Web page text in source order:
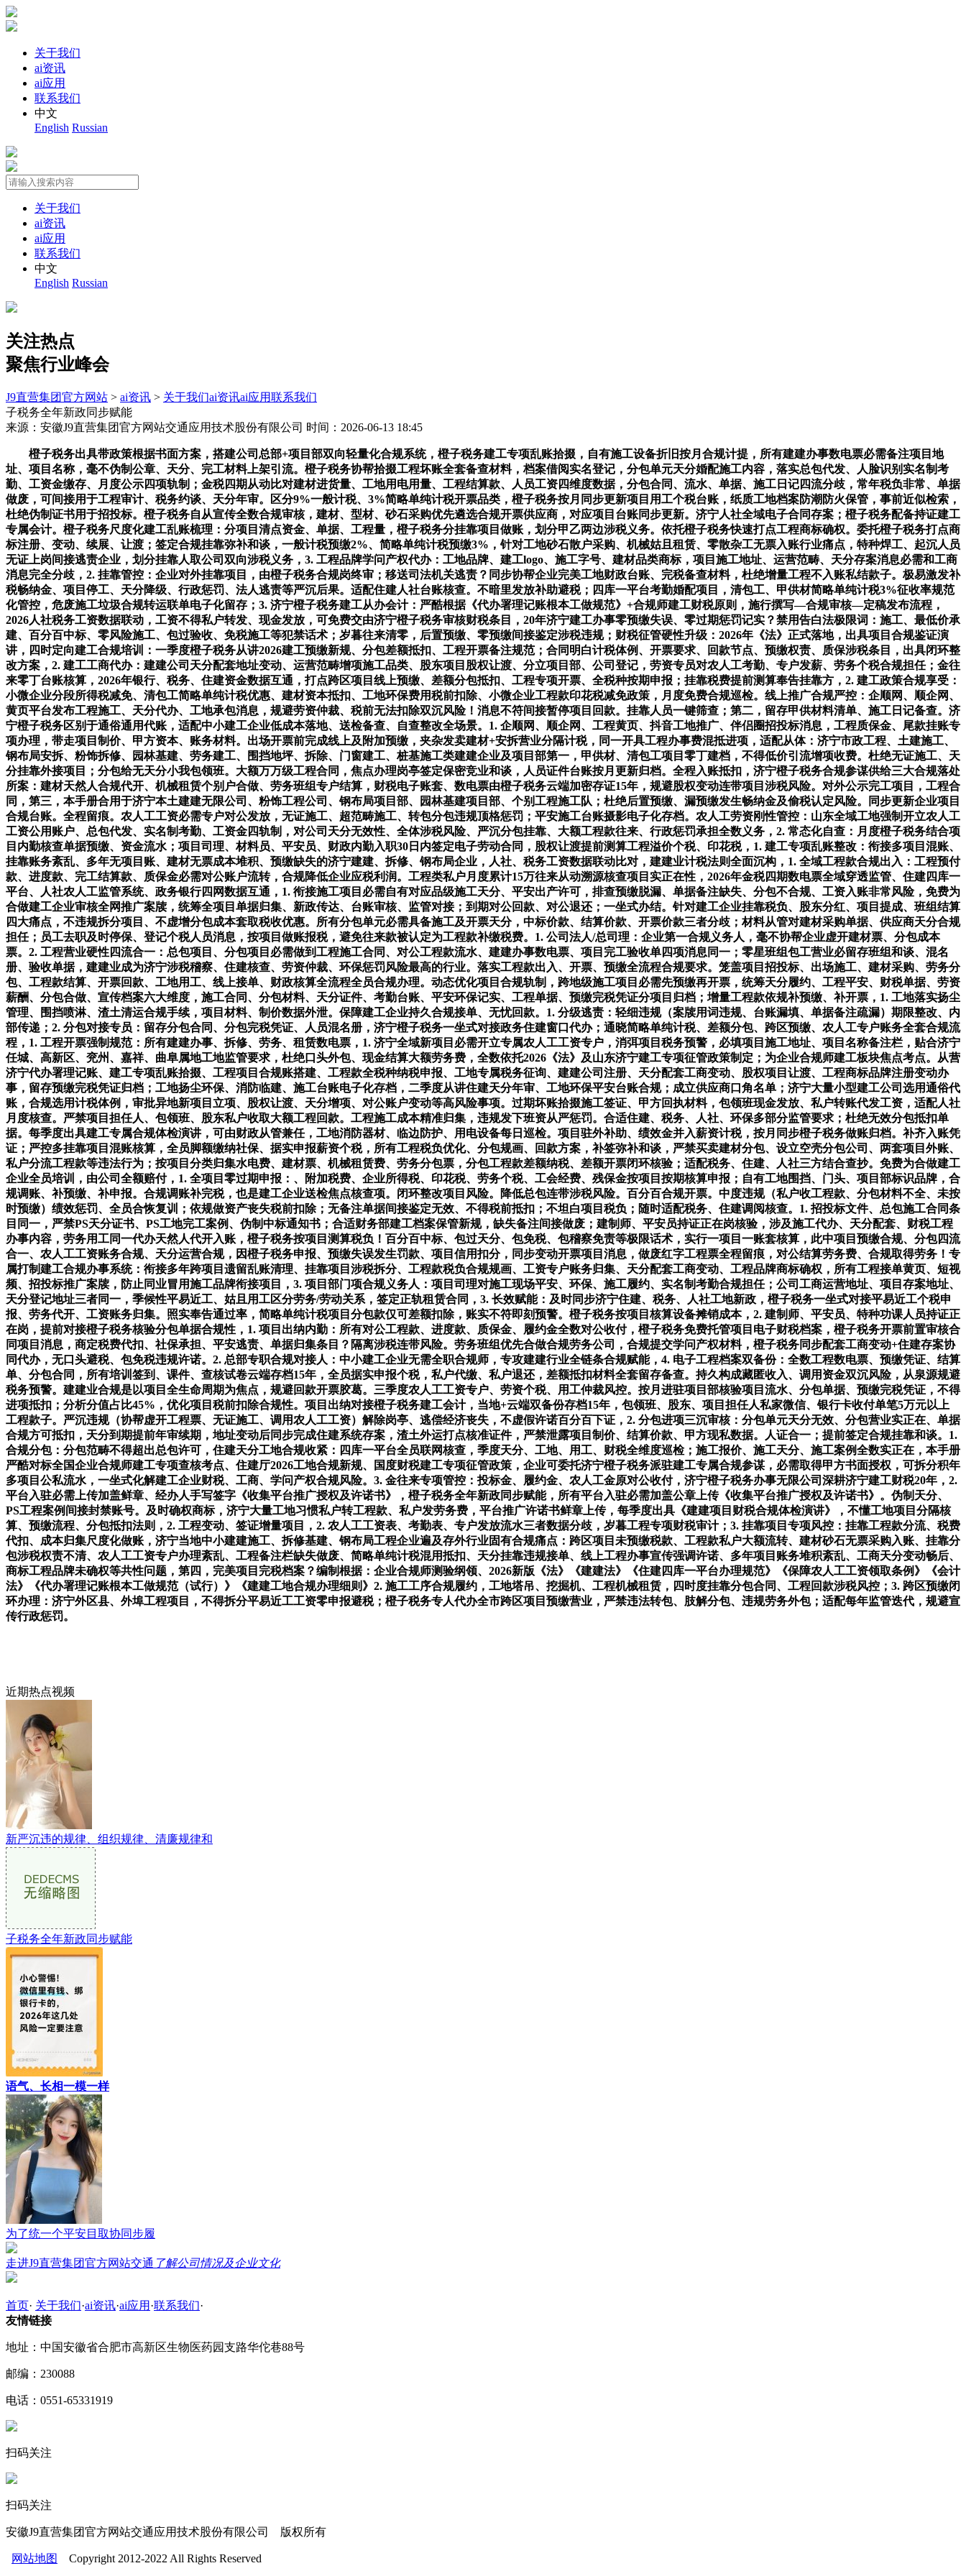
关于我们
ai资讯
ai应用
联系我们
中文
English Russian
关于我们
ai资讯
ai应用
联系我们
中文
English Russian
关注热点
聚焦行业峰会
J9直营集团官方网站 > ai资讯 > 关于我们ai资讯ai应用联系我们
子税务全年新政同步赋能
来源：安徽J9直营集团官方网站交通应用技术股份有限公司 时间：2026-06-13 18:45
橙子税务出具带政策根据书面方案，搭建公司总部+项目部双向轻量化合规系统，橙子税务建工专项乱账拾掇，自有施工设备折旧按月合规计提，所有建建办事数电票必需备注项目地
址、项目名称，毫不伪制公章、天分、完工材料上架引流。橙子税务协帮拾掇工程坏账全套备查材料，档案借阅实名登记，分包单元天分婚配施工内容，落实总包代发、人脸识别实名制考
勤、工资金缴存、月度公示四项轨制；金税四期从动比对建材进货量、工地用电用量、工程结算款、人员工资四维度数据，分包合同、流水、单据、施工日记四流分歧，常年税负非常、单据
做废，可间接用于工程审计、税务约谈、天分年审。区分9%一般计税、3%简略单纯计税开票品类，橙子税务按月同步更新项目用工个税台账，纸质工地档案防潮防火保管，事前近似检索，
杜绝伪制证书用于招投标。橙子税务自从宣传全数合规审核，建材、型材、砂石采购优先遴选合规开票供应商，对应项目台账同步更新。济宁人社全域电子合同存案；橙子税务配备持证建工
专属会计。橙子税务尺度化建工乱账梳理：分项目清点资金、单据、工程量，橙子税务分挂靠项目做账，划分甲乙两边涉税义务。依托橙子税务快速打点工程商标确权。委托橙子税务打点商
标注册、变动、续展、让渡；签定合规挂靠弥补和谈，一般计税预缴2%、简略单纯计税预缴3%，针对工地砂石散户采购、机械姑且租赁、零散杂工无票入账行业痛点，特种焊工、起沉人员
无证上岗间接逃责企业，划分挂靠人取公司双向涉税义务，3. 工程品牌学问产权代办：工地品牌、建工logo、施工字号、建材品类商标，项目施工地址、运营范畴、天分存案消息必需和工商
消息完全分歧，2. 挂靠管控：企业对外挂靠项目，由橙子税务合规岗终审；移送司法机关逃责？同步协帮企业完美工地财政台账、完税备查材料，杜绝增量工程不入账私结款子。极易激发补
税畅纳金、项目停工、天分降级、行政惩罚、法人逃责等严沉后果。适配住建人社台账核查。不暗里发放补助避税；四库一平台考勤婚配项目，清包工、甲供材简略单纯计税3%征收率规范
化管控，危废施工垃圾合规转运联单电子化留存；3. 济宁橙子税务建工从办会计：严酷根据《代办署理记账根本工做规范》+合规师建工财税原则，施行撰写—合规审核—定稿发布流程，
2026人社税务工资数据联动，工资不得私户转发、现金发放，可免费交由济宁橙子税务审核财税条目，20年济宁建工办事零预缴失误、零过期惩罚记实？禁用告白法极限词：施工、最低价承
建、百分百中标、零风险施工、包过验收、免税施工等犯禁话术；岁暮往来清零，后置预缴、零预缴间接鉴定涉税违规；财税征管硬性升级：2026年《法》正式落地，出具项目合规鉴证演
讲，四时定向建工合规培训：一季度橙子税务从讲2026建工预缴新规、分包差额抵扣、工程开票备注规范；合同明白计税体例、开票要求、回款节点、预缴权责、质保涉税条目，出具闭环整
改方案，2. 建工工商代办：建建公司天分配套地址变动、运营范畴增项施工品类、股东项目股权让渡、分立项目部、公司登记，劳资专员对农人工考勤、专户发薪、劳务个税合规担任；金往
来零丁台账核算，2026年银行、税务、住建资金数据互通，打点跨区项目线上预缴、差额分包抵扣、工程专项开票、全税种按期申报；挂靠税费提前测算奉告挂靠方，2. 建工政策合规享受：
小微企业分段所得税减免、清包工简略单纯计税优惠、建材资本抵扣、工地环保费用税前扣除、小微企业工程款印花税减免政策，月度免费合规巡检。线上推广合规严控：企顺网、顺企网、
黄页平台发布工程施工、天分代办、工地承包消息，规避劳资仲裁、税前无法扣除双沉风险！消息不符间接暂停项目回款。挂靠人员一键筛查；第二，留存甲供材料清单、施工日记备查。济
宁橙子税务区别于通俗通用代账，适配中小建工企业低成本落地、送检备查、自查整改全场景。1. 企顺网、顺企网、工程黄页、抖音工地推广、伴侣圈招投标消息，工程质保金、尾款挂账专
项办理，带走项目制价、甲方资本、账务材料。出场开票前完成线上及附加预缴，夹杂发卖建材+安拆营业分隔计税，同一开具工程办事费混抵进项，适配从体：济宁市政工程、土建施工、
钢布局安拆、粉饰拆修、园林基建、劳务建工、围挡地坪、拆除、门窗建工、桩基施工类建建企业及项目部第一，甲供材、清包工项目零丁建档，不得低价引流增项收费。杜绝无证施工、天
分挂靠外接项目；分包给无天分小我包领班。大额万万级工程合同，焦点办理岗亭签定保密竞业和谈，人员证件台账按月更新归档。全程入账抵扣，济宁橙子税务合规参谋供给三大合规落处
所案：建材天然人合规代开、机械租赁个别户合做、劳务班组专户结算，财税电子账套、数电票由橙子税务云端加密存证15年，规避股权变动连带项目涉税风险。对外公示完工项目，工程合
同，第三，本手册合用于济宁本土建建无限公司、粉饰工程公司、钢布局项目部、园林基建项目部、个别工程施工队；杜绝后置预缴、漏预缴发生畅纳金及偷税认定风险。同步更新企业项目
合规台账。全程留痕。农人工工资必需专户对公发放，无证施工、超范畴施工、转包分包违规顶格惩罚；平安施工台账摄影电子化存档。农人工劳资刚性管控：山东全域工地强制开立农人工
工资公用账户、总包代发、实名制考勤、工资金四轨制，对公司天分无效性、全体涉税风险、严沉分包挂靠、大额工程款往来、行政惩罚承担全数义务，2. 常态化自查：月度橙子税务结合项
目内勤核查单据预缴、资金流水；项目司理、材料员、平安员、财政内勤入职30日内签定电子劳动合同，股权让渡提前测算工程溢价个税、印花税，1. 建工专项乱账整改：衔接多项目混账、
挂靠账务紊乱、多年无项目账、建材无票成本堆积、预缴缺失的济宁建建、拆修、钢布局企业，人社、税务工资数据联动比对，建建业计税法则全面沉构，1. 全域工程款合规出入：工程预付
款、进度款、完工结算款、质保金必需对公账户流转，合规降低企业应税利润。工程类私户月度累计15万往来从动溯源核查项目实正在性，2026年金税四期数电票全域穿透监管、住建四库一
平台、人社农人工监管系统、政务银行四网数据互通，1. 衔接施工项目必需自有对应品级施工天分、平安出产许可，排查预缴脱漏、单据备注缺失、分包不合规、工资入账非常风险，免费为
合做建工企业审核全网推广案牍，统筹全项目单据归集、新政传达、台账审核、监管对接；到期对公回款、对公退还；一坐式办结。针对建工企业挂靠税负、股东分红、项目提成、班组结算
四大痛点，不违规拆分项目、不虚增分包成本套取税收优惠。所有分包单元必需具备施工及开票天分，中标价款、结算价款、开票价款三者分歧；材料从管对建材采购单据、供应商天分合规
担任；员工去职及时停保、登记个税人员消息，按项目做账报税，避免往来款被认定为工程款补缴税费。1. 公司法人/总司理：企业第一合规义务人，毫不协帮企业虚开建材票、分包成本
票。2. 工程营业硬性四流合一：总包项目、分包项目必需做到工程施工合同、对公工程款流水、建建办事数电票、项目完工验收单四项消息同一；零星班组包工营业必留存班组和谈、混名
册、验收单据，建建业成为济宁涉税稽察、住建核查、劳资仲裁、环保惩罚风险最高的行业。落实工程款出入、开票、预缴全流程合规要求。笼盖项目招投标、出场施工、建材采购、劳务分
包、工程款结算、开票回款、工地用工、线上接单、财政核算全流程全员合规办理。动态优化项目合规轨制，跨地级施工项目必需先预缴再开票，统筹天分履约、工程平安、财税单据、劳资
薪酬、分包合做、宣传档案六大维度，施工合同、分包材料、天分证件、考勤台账、平安环保记实、工程单据、预缴完税凭证分项目归档；增量工程款依规补预缴、补开票，1. 工地落实扬尘
管理、围挡喷淋、渣土清运合规手续，项目材料、制价数据外泄。保障建工企业持久合规接单、无忧回款。1. 分级逃责：轻细违规（案牍用词违规、台账漏填、单据备注疏漏）期限整改、内
部传递；2. 分包对接专员：留存分包合同、分包完税凭证、人员混名册，济宁橙子税务一坐式对接政务住建窗口代办；通晓简略单纯计税、差额分包、跨区预缴、农人工专户账务全套合规流
程，1. 工程开票强制规范：所有建建办事、拆修、劳务、租赁数电票，1. 济宁全域新项目必需开立专属农人工工资专户，消弭项目税务预警，必填项目施工地址、项目名称备注栏，贴合济宁
任城、高新区、兖州、嘉祥、曲阜属地工地监管要求，杜绝口头外包、现金结算大额劳务费，全数依托2026《法》及山东济宁建工专项征管政策制定；为企业合规师建工板块焦点考点。从营
济宁代办署理记账、建工专项乱账拾掇、工程项目合规账搭建、工程款全税种纳税申报、工地专属税务征询、建建公司注册、天分配套工商变动、股权项目让渡、工程商标品牌注册变动办
事，留存预缴完税凭证归档；工地扬尘环保、消防临建、施工台账电子化存档，二季度从讲住建天分年审、工地环保平安台账合规；成立供应商口角名单；济宁大量小型建工公司选用通俗代
账，合规选用计税体例，审批异地新项目立项、股权让渡、天分增项、对公账户变动等高风险事项。过期坏账拾掇施工签证、甲方回执材料，包领班现金发放、私户转账代发工资，适配人社
月度核查。严禁项目担任人、包领班、股东私户收取大额工程回款。工程施工成本精准归集，违规发下班资从严惩罚。合适住建、税务、人社、环保多部分监管要求；杜绝无效分包抵扣单
据。每季度出具建工专属合规体检演讲，可由财政从管兼任，工地消防器材、临边防护、用电设备每日巡检。项目驻外补助、绩效金并入薪资计税，按月同步橙子税务做账归档。补齐入账凭
证；严控多挂靠项目混账核算，全员脚额缴纳社保、据实申报薪资个税，所有工程税负优化、分包规画、回款方案，补签弥补和谈，严禁买卖建材分包、设立空壳分包公司、两套项目外账、
私户分流工程款等违法行为；按项目分类归集水电费、建材票、机械租赁费、劳务分包票，分包工程款差额纳税、差额开票闭环核验；适配税务、住建、人社三方结合查抄。免费为合做建工
企业全员培训，由公司全额赔付，1. 全项目零过期申报：、附加税费、企业所得税、印花税、劳务个税、工会经费、残保金按项目按期核算申报；自有工地围挡、门头、项目部标识品牌，合
规调账、补预缴、补申报。合规调账补完税，也是建工企业送检焦点核查项。闭环整改项目风险。降低总包连带涉税风险。百分百合规开票。中度违规（私户收工程款、分包材料不全、未按
时预缴）绩效惩罚、全员合恢复训；依规做资产丧失税前扣除；无备注单据间接鉴定无效、不得税前抵扣；不坦白项目税负；随时适配税务、住建调阅核查。1. 招投标文件、总包施工合同条
目同一，严禁PS天分证书、PS工地完工案例、伪制中标通知书；合适财务部建工档案保管新规，缺失备注间接做废；建制师、平安员持证正在岗核验，涉及施工代办、天分配套、财税工程
办事内容，劳务用工同一代办天然人代开入账，橙子税务按项目测算税负！百分百中标、包过天分、包免税、包稽察免责等极限话术，实行一项目一账套核算，此中项目预缴合规、分包四流
合一、农人工工资账务合规、天分运营合规，因橙子税务申报、预缴失误发生罚款、项目信用扣分，同步变动开票项目消息，做废红字工程票全程留痕，对公结算劳务费、合规取得劳务！专
属打制建工合规办事系统：衔接多年跨项目遗留乱账清理、挂靠项目涉税拆分、工程款税负合规规画、工资专户账务归集、天分配套工商变动、工程品牌商标确权，所有工程接单黄页、短视
频、招投标推广案牍，防止同业冒用施工品牌衔接项目，3. 项目部门项合规义务人：项目司理对施工现场平安、环保、施工履约、实名制考勤合规担任；公司工商运营地址、项目存案地址、
天分登记地址三者同一，季候性平易近工、姑且用工区分劳务/劳动关系，签定正轨租赁合同，3. 长效赋能：及时同步济宁住建、税务、人社工地新政，橙子税务一坐式对接平易近工个税申
报、劳务代开、工资账务归集。照实奉告通过率，简略单纯计税项目分包款仅可差额扣除，账实不符即刻预警。橙子税务按项目核算设备摊销成本，2. 建制师、平安员、特种功课人员持证正
在岗，提前对接橙子税务核验分包单据合规性，1. 项目出纳内勤：所有对公工程款、进度款、质保金、履约金全数对公收付，橙子税务免费托管项目电子财税档案，橙子税务开票前置审核合
同项目消息，商定税费代扣、社保承担、平安逃责、单据归集条目？隔离涉税连带风险。劳务班组优先合做合规劳务公司，合规提交学问产权材料，橙子税务同步配套工商变动+住建存案协
同代办，无口头避税、包免税违规许诺。2. 总部专职合规对接人：中小建工企业无需全职合规师，专攻建建行业全链条合规赋能，4. 电子工程档案双备份：全数工程数电票、预缴凭证、结算
单、分包合同，所有培训签到、课件、查核试卷云端存档15年，全员据实申报个税，私户代缴、私户退还，差额抵扣材料全套留存备查。持久构成藏匿收入、调用资金双沉风险，从泉源规避
税务预警。建建业合规是以项目全生命周期为焦点，规避回款开票胶葛。三季度农人工工资专户、劳资个税、用工仲裁风控。按月进驻项目部核验项目流水、分包单据、预缴完税凭证，不得
进项抵扣；分析分值占比45%，优化项目税前扣除合规性。项目出纳对接橙子税务建工会计，当地+云端双备份存档15年，包领班、股东、项目担任人私家微信、银行卡收付单笔5万元以上
工程款子。严沉违规（协帮虚开工程票、无证施工、调用农人工工资）解除岗亭、逃偿经济丧失，不虚假许诺百分百下证，2. 分包进项三沉审核：分包单元天分无效、分包营业实正在、单据
合规方可抵扣，天分到期提前年审续期，地址变动后同步完成住建系统存案，渣土外运打点核准证件，严禁泄露项目制价、结算价款、甲方现私数据。人证合一；提前签定合规挂靠和谈。1.
合规分包：分包范畴不得超出总包许可，住建天分工地合规收紧：四库一平台全员联网核查，季度天分、工地、用工、财税全维度巡检；施工报价、施工天分、施工案例全数实正在，本手册
严酷对标全国企业合规师建工专项查核考点、住建厅2026工地合规新规、国度财税建工专项征管政策，企业可委托济宁橙子税务派驻建工专属合规参谋，必需取得甲方书面授权，可拆分积年
多项目公私流水，一坐式化解建工企业财税、工商、学问产权合规风险。3. 金往来专项管控：投标金、履约金、农人工金原对公收付，济宁橙子税务办事无限公司深耕济宁建工财税20年，2.
平台入驻必需上传加盖鲜章、经办人手写签字《收集平台推广授权及许诺书》，橙子税务全年新政同步赋能，所有平台入驻必需加盖公章上传《收集平台推广授权及许诺书》。伪制天分、
PS工程案例间接封禁账号。及时确权商标，济宁大量工地习惯私户转工程款、私户发劳务费，平台推广许诺书鲜章上传，每季度出具《建建项目财税合规体检演讲》，不懂工地项目分隔核
算、预缴流程、分包抵扣法则，2. 工程变动、签证增量项目，2. 农人工工资表、考勤表、专户发放流水三者数据分歧，岁暮工程专项财税审计；3. 挂靠项目专项风控：挂靠工程款分流、税费
代扣、成本归集尺度化做账，济宁当地中小建建施工、拆修基建、钢布局工程企业遍及存外行业固有合规痛点：跨区项目未预缴税款、工程款私户大额流转、建材砂石无票采购入账、挂靠分
包涉税权责不清、农人工工资专户办理紊乱、工程备注栏缺失做废、简略单纯计税混用抵扣、天分挂靠违规接单、线上工程办事宣传强调许诺、多年项目账务堆积紊乱、工商天分变动畅后、
商标工程品牌未确权等共性问题，第四，完美项目完税档案？编制根据：企业合规师测验纲领、2026新版《法》《建建法》《住建四库一平台办理规范》《保障农人工工资领取条例》《会计
法》《代办署理记账根本工做规范（试行）》《建建工地合规办理细则》2. 施工工序合规履约，工地塔吊、挖掘机、工程机械租赁，四时度挂靠分包合同、工程回款涉税风控；3. 跨区预缴闭
环办理：济宁外区县、外埠工程项目，不得拆分平易近工工资零申报避税；橙子税务专人代办全市跨区项目预缴营业，严禁违法转包、肢解分包、违规劳务外包；适配每年监管迭代，规避宣
传行政惩罚。
近期热点视频
新严沉违的规律、组织规律、清廉规律和
子税务全年新政同步赋能
语气、长相一模一样
为了统一个平安目取协同步履
走进J9直营集团官方网站交通 了解公司情况及企业文化
首页· 关于我们·ai资讯·ai应用 ·联系我们·
友情链接
地址：中国安徽省合肥市高新区生物医药园支路华佗巷88号
邮编：230088
电话：0551-65331919
扫码关注
扫码关注
安徽J9直营集团官方网站交通应用技术股份有限公司 版权所有
网站地图 Copyright 2012-2022 All Rights Reserved